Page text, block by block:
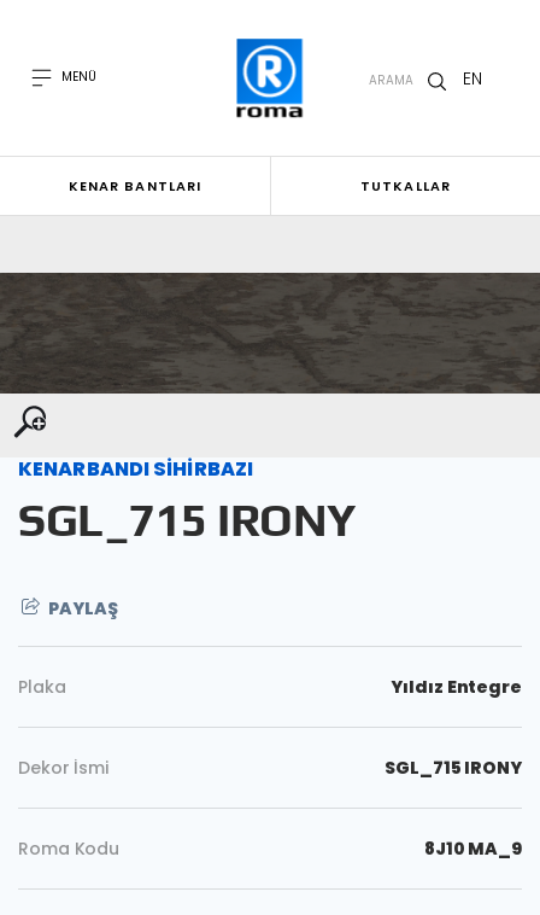
MENÜ ARAMA EN
KENAR BANTLARI TUTKALLAR
KENARBANDI SİHİRBAZI
SGL_715 IRONY
PAYLAŞ
Plaka Yıldız Entegre
Dekor İsmi SGL_715 IRONY
Roma Kodu 8J10 MA_9